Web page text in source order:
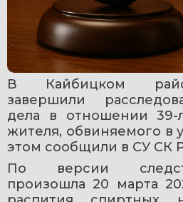
В Кайбицком
завершили
дела в отношении 39-
жителя, обвиняемого в
этом сообщили в СУ СК
По версии
произошла 20 марта